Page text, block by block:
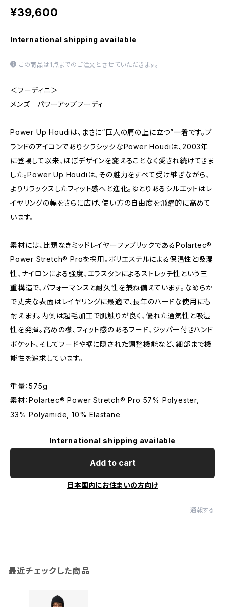
¥39,600
International shipping available
この商品は1点までのご注文とさせていただきます。
＜フーディニ＞
メンズ パワーアップフーディ
Power Up Houdiは、まさに“巨人の肩の上に立つ”一着です。ブ
ランドのアイコンでありクラシックなPower Houdiは、2003年
に登場して以来、ほぼデザインを変えることなく愛され続けてきま
した。Power Up Houdiは、その魅力をすべて受け継ぎながら、
よりリラックスしたフィット感へと進化。ゆとりあるシルエットはレ
イヤリングの幅をさらに広げ、使い方の自由度を飛躍的に高めて
います。
素材には、比類なきミッドレイヤーファブリックであるPolartec®
Power Stretch® Proを採用。ポリエステルによる保温性と吸湿
性、ナイロンによる強度、エラスタンによるストレッチ性という三
重構造で、パフォーマンスと耐久性を兼ね備えています。なめらか
で丈夫な表面はレイヤリングに最適で、長年のハードな使用にも
耐えます。内側は起毛加工で肌触りが良く、優れた通気性と吸湿
性を発揮。高めの襟、フィット感のあるフード、ジッパー付きハンド
ポケット、そしてフードや裾に隠された調整機能など、細部まで機
能性を追求しています。
重量：575g
素材：Polartec® Power Stretch® Pro 57% Polyester,
33% Polyamide, 10% Elastane
International shipping available
Add to cart
日本国内にお住まいの方向け
通報する
最近チェックした商品